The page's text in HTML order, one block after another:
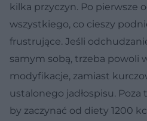
kilka przyczyn. Po pierwsze
wszystkiego, co cieszy
frustrujące. Jeśli
samym sobą, trzeba powoli
modyfikacje, zamiast
ustalonego jadłospisu.
by zaczynać od diety 1200